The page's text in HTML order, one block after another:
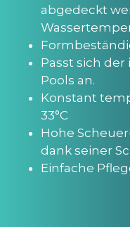
abgedeckt
Passt sich
Pools an.
Konstant
33°C
Hohe
dank seiner
Einfache